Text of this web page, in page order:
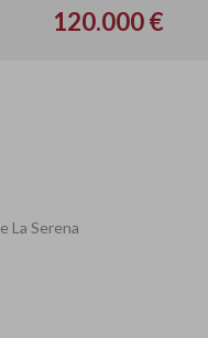
120.000 €
La Serena